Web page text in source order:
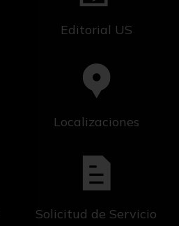
Editorial US
Localizaciones
Solicitud de Servicio